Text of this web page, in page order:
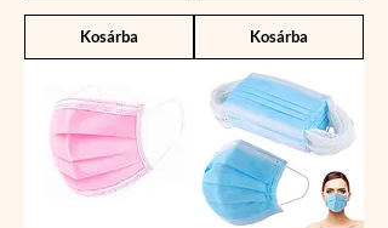
Kosárba Kosárba